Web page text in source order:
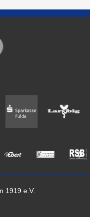
1919 e.V.